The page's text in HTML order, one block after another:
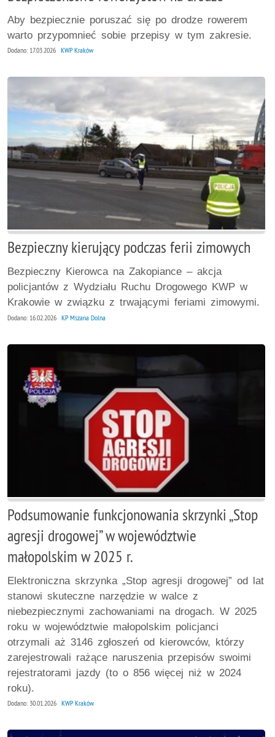
Aby bezpiecznie poruszać się po drodze rowerem
warto przypomnieć sobie przepisy w tym zakresie.
Dodano: 17.03.2026 KWP Kraków
Bezpieczny kierujący podczas ferii zimowych
Bezpieczny Kierowca na Zakopiance – akcja
policjantów z Wydziału Ruchu Drogowego KWP w
Krakowie w związku z trwającymi feriami zimowymi.
Dodano: 16.02.2026 KP Mszana Dolna
Podsumowanie funkcjonowania skrzynki „Stop
agresji drogowej” w województwie
małopolskim w 2025 r.
Elektroniczna skrzynka „Stop agresji drogowej” od lat
stanowi skuteczne narzędzie w walce z
niebezpiecznymi zachowaniami na drogach. W 2025
roku w województwie małopolskim policjanci
otrzymali aż 3146 zgłoszeń od kierowców, którzy
zarejestrowali rażące naruszenia przepisów swoimi
rejestratorami jazdy (to o 856 więcej niż w 2024
roku).
Dodano: 30.01.2026 KWP Kraków